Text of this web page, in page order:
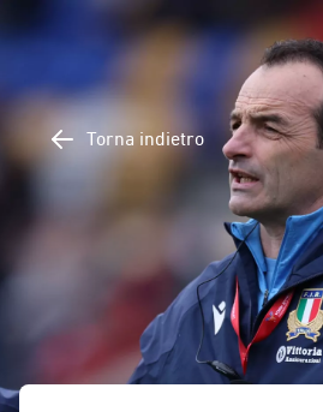
Torna indietro